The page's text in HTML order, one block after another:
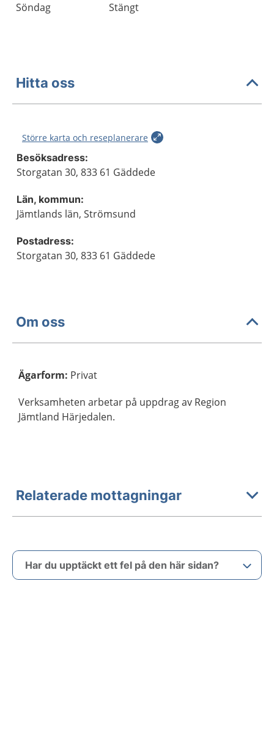
Söndag
Stängt
Hitta oss
Större karta och reseplanerare
Besöksadress:
Storgatan 30, 833 61 Gäddede
Län, kommun:
Jämtlands län, Strömsund
Postadress:
Storgatan 30, 833 61 Gäddede
Om oss
Ägarform: Privat
Verksamheten arbetar på uppdrag av Region
Jämtland Härjedalen.
Relaterade mottagningar
Har du upptäckt ett fel på den här sidan?